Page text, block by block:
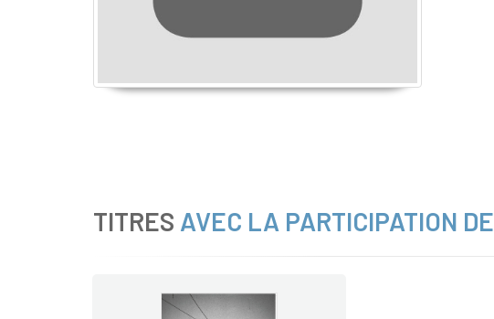
TITRES AVEC LA PARTICIPATION DE